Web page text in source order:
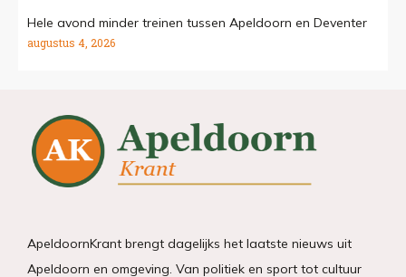
Hele avond minder treinen tussen Apeldoorn en Deventer
augustus 4, 2026
ApeldoornKrant brengt dagelijks het laatste nieuws uit
Apeldoorn en omgeving. Van politiek en sport tot cultuur